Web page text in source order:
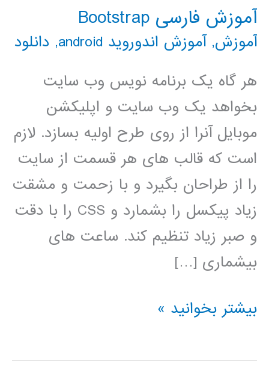
آموزش فارسی Bootstrap
آموزش,آموزش اندوروید android , دانلود
هر گاه یک برنامه نویس وب سایت
بخواهد یک وب سایت و اپلیکشن
موبایل آنرا از روی طرح اولیه بسازد. لازم
است که قالب های هر قسمت از سایت
را از طراحان بگیرد و با زحمت و مشقت
زیاد پیکسل را بشمارد و CSS را با دقت
و صبر زیاد تنظیم کند. ساعت های
بیشماری […]
آموزش
Bootstrap
بیشتر بخوانید »